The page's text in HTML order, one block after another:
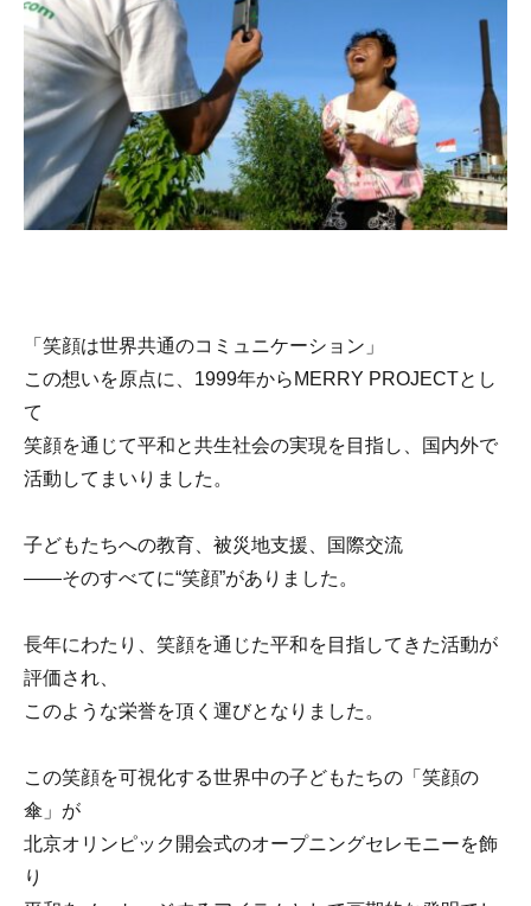
「笑顔は世界共通のコミュニケーション」
この想いを原点に、1999年からMERRY PROJECTとし
て
笑顔を通じて平和と共生社会の実現を目指し、国内外で
活動してまいりました。
子どもたちへの教育、被災地支援、国際交流
――そのすべてに“笑顔”がありました。
長年にわたり、笑顔を通じた平和を目指してきた活動が
評価され、
このような栄誉を頂く運びとなりました。
この笑顔を可視化する世界中の子どもたちの「笑顔の
傘」が
北京オリンピック開会式のオープニングセレモニーを飾
り